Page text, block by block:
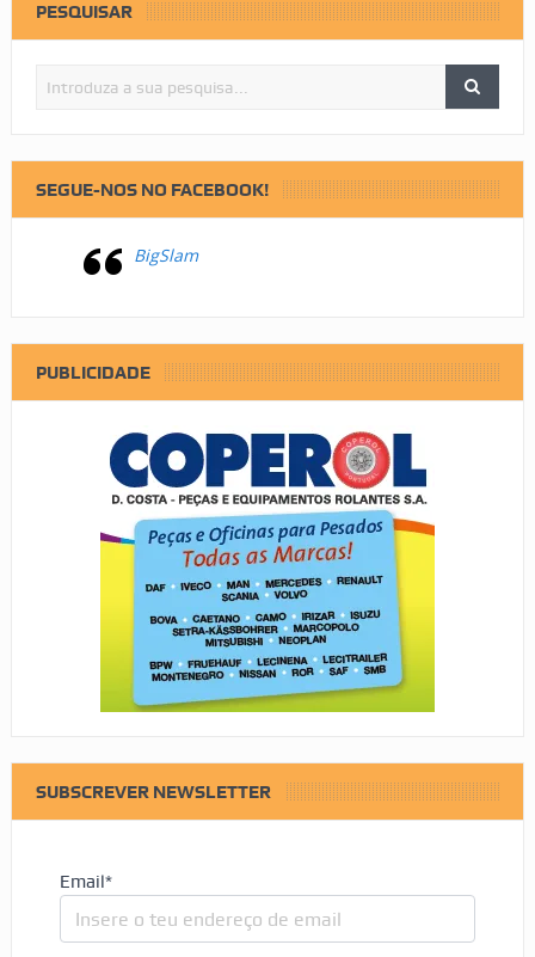
PESQUISAR
SEGUE-NOS NO FACEBOOK!
BigSlam
PUBLICIDADE
SUBSCREVER NEWSLETTER
Email*